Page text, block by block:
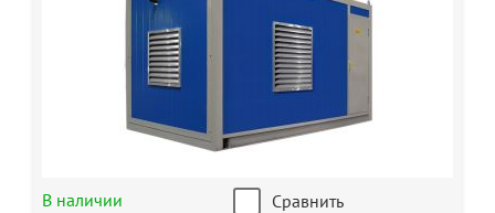
В наличии
Сравнить